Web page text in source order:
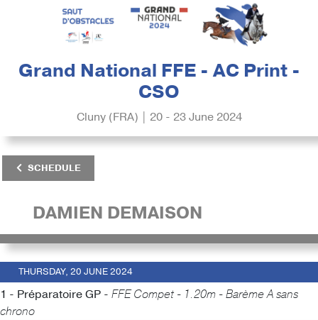
Grand National FFE - AC Print -
CSO
Cluny (FRA) | 20 - 23 June 2024
SCHEDULE
DAMIEN DEMAISON
THURSDAY, 20 JUNE 2024
1 - Préparatoire GP - FFE Compet - 1.20m - Barème A sans
chrono